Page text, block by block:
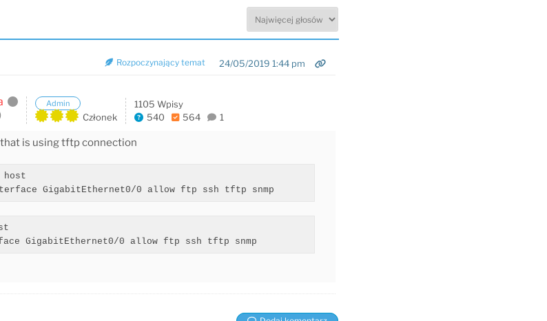
24/05/2019 1:44 pm
Rozpoczynający temat
Admin
Członek
1105 Wpisy
540
564 1
is using tftp connection
host
GigabitEthernet0/0 allow ftp ssh tftp snmp
GigabitEthernet0/0 allow ftp ssh tftp snmp